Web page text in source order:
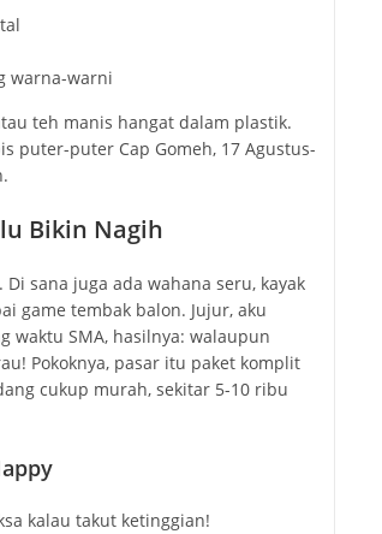
warna-warni
teh manis hangat dalam plastik.
puter-puter Cap Gomeh, 17 Agustus-
Bikin Nagih
sana juga ada wahana seru, kayak
game tembak balon. Jujur, aku
waktu SMA, hasilnya: walaupun
Pokoknya, pasar itu paket komplit
cukup murah, sekitar 5-10 ribu
kalau takut ketinggian!